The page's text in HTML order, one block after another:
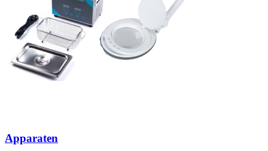
Apparaten